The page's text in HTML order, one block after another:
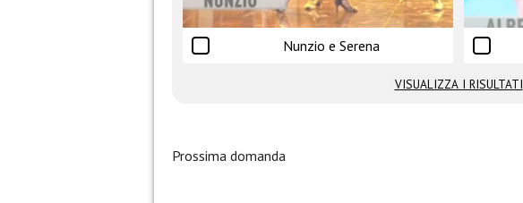
Nunzio e Serena
VISUALIZZA I RISULTATI
Prossima domanda